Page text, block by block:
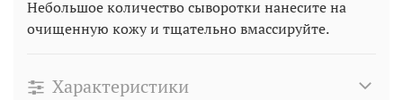
Небольшое количество сыворотки нанесите на
очищенную кожу и тщательно вмассируйте.
Характеристики